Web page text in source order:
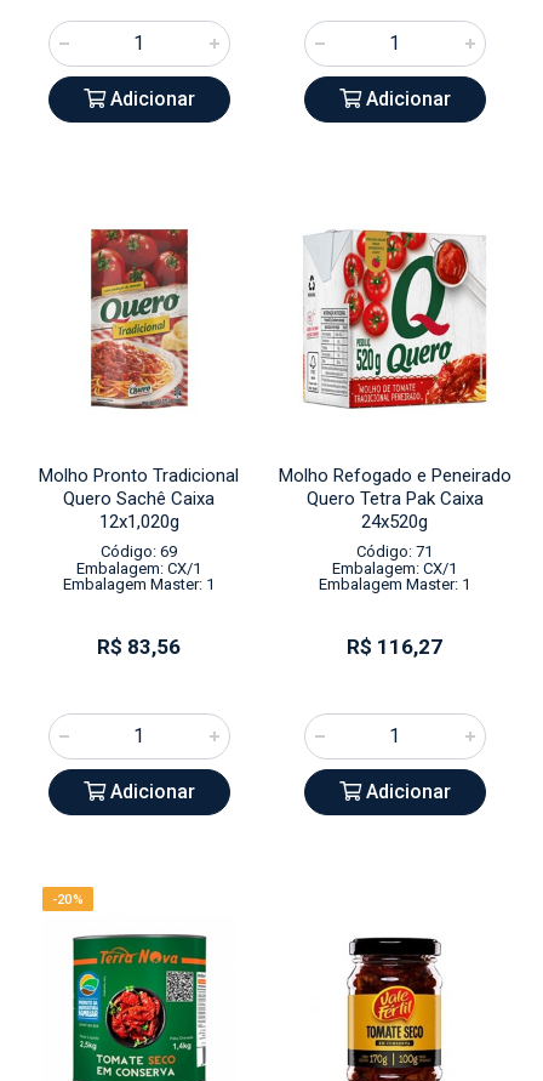
Adicionar Adicionar
Molho Pronto Tradicional
Quero Sachê Caixa
12x1,020g
Código: 69
Embalagem: CX/1
Embalagem Master: 1
R$ 83,56
Adicionar
Molho Refogado e Peneirado
Quero Tetra Pak Caixa
24x520g
Código: 71
Embalagem: CX/1
Embalagem Master: 1
R$ 116,27
Adicionar
-20%